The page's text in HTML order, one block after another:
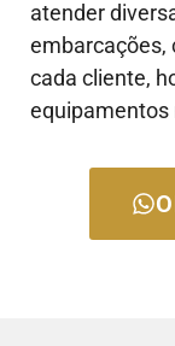
atender
embarcações,
cada cliente,
equipamentos